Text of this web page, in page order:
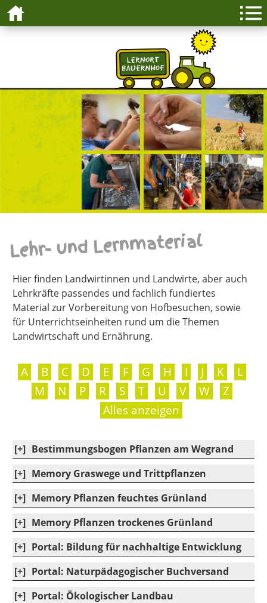
Lehr- und Lernmaterial
Hier finden Landwirtinnen und Landwirte, aber auch
Lehrkräfte passendes und fachlich fundiertes
Material zur Vorbereitung von Hofbesuchen, sowie
für Unterrichtseinheiten rund um die Themen
Landwirtschaft und Ernährung.
A B C D E F G H I J K L
M
N P R S T U V W Z
Alles anzeigen
[+] Bestimmungsbogen Pflanzen am Wegrand
[+] Memory Graswege und Trittpflanzen
[+] Memory Pflanzen feuchtes Grünland
[+] Memory Pflanzen trockenes Grünland
[+] Portal: Bildung für nachhaltige Entwicklung
[+] Portal: Naturpädagogischer Buchversand
[+] Portal: Ökologischer Landbau